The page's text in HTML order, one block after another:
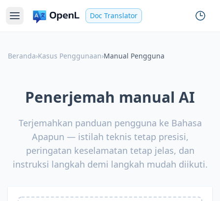
Doc Translator
Beranda›Kasus Penggunaan›Manual Pengguna
Penerjemah manual AI
Terjemahkan panduan pengguna ke Bahasa
Apapun — istilah teknis tetap presisi,
peringatan keselamatan tetap jelas, dan
instruksi langkah demi langkah mudah diikuti.